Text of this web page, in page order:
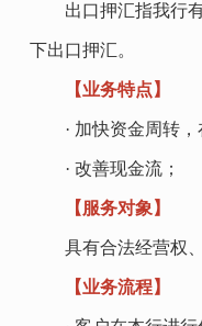
出口押汇指我行有
下出口押汇。
【业务特点】
· 加快资金周转，
· 改善现金流；
【服务对象】
具有合法经营权、
【业务流程】